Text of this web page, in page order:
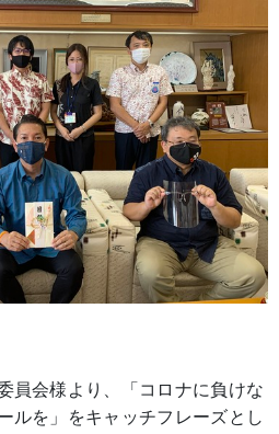
員会様より、「コロナに負けな
ルを」をキャッチフレーズとし